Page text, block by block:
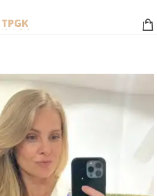
GRATUIT À PARTIR DE 50 EUROS